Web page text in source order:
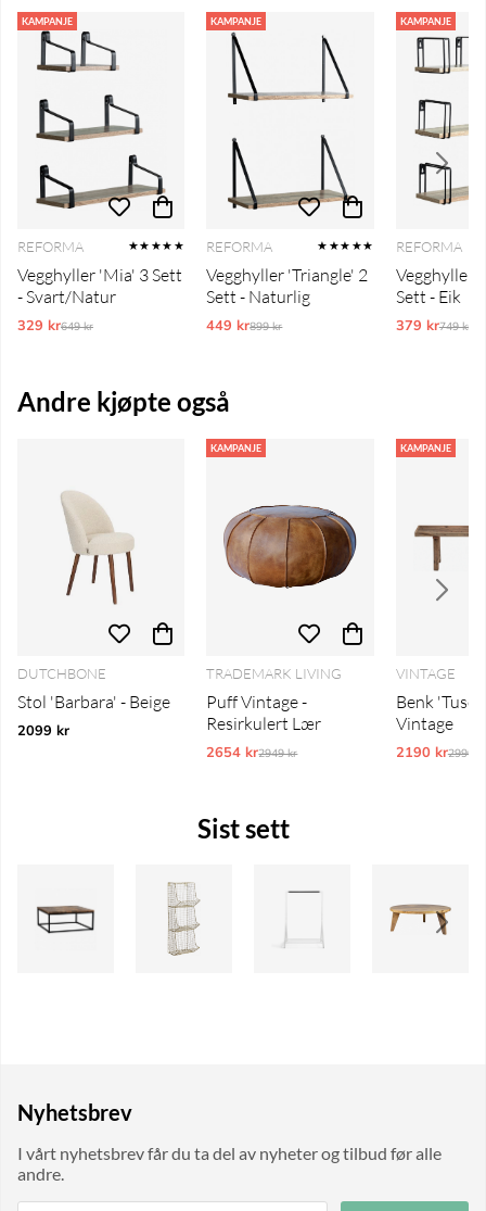
KAMPANJE
REFORMA ★★★★★
Vegghyller 'Mia' 3 Sett
- Svart/Natur
329 krOrdinarie pris:
649 kr
KAMPANJE
REFORMA ★★★★★
Vegghyller 'Triangle' 2
Sett - Naturlig
449 krOrdinarie pris:
899 kr
KAMPANJE
REFORMA
Vegghyller
Sett - Eik
379 kr749 kr
Andre kjøpte også
DUTCHBONE
Stol 'Barbara' - Beige
2099 kr
KAMPANJE
TRADEMARK LIVING
Puff Vintage -
Resirkulert Lær
2654 krOrdinarie pris:
2949 kr
KAMPANJE
VINTAGE
Benk
Vintage
2190 kr2990 kr
Sist sett
Nyhetsbrev
I vårt nyhetsbrev får du ta del av nyheter og tilbud før alle
andre.